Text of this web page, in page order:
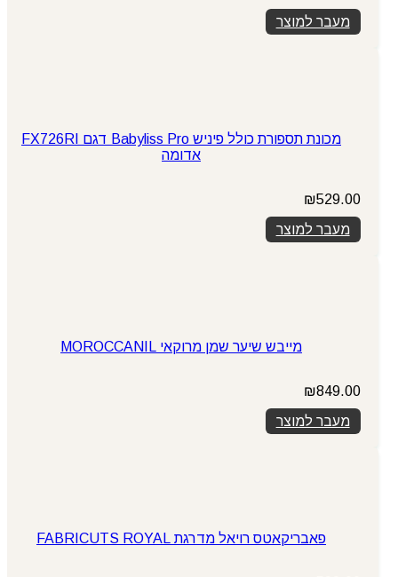
מעבר למוצר
מכונת תספורת כולל פיניש Babyliss Pro דגם FX726RI
אדומה
₪529.00
מעבר למוצר
מייבש שיער שמן מרוקאי MOROCCANIL
₪849.00
מעבר למוצר
פאבריקאטס רויאל מדרגת FABRICUTS ROYAL